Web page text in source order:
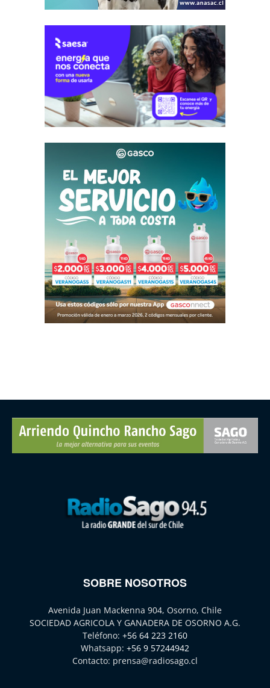
SOBRE NOSOTROS
Avenida Juan Mackenna 904, Osorno, Chile
SOCIEDAD AGRICOLA Y GANADERA DE OSORNO A.G.
Teléfono: +56 64 223 2160
Whatsapp: +56 9 57244942
Contacto: prensa@radiosago.cl